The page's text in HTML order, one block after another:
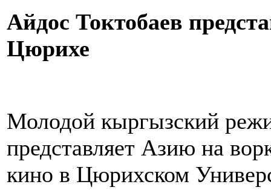
Айдос Токтобаев
Цюрихе
Молодой кыргызский
представляет Азию на
кино в Цюрихском